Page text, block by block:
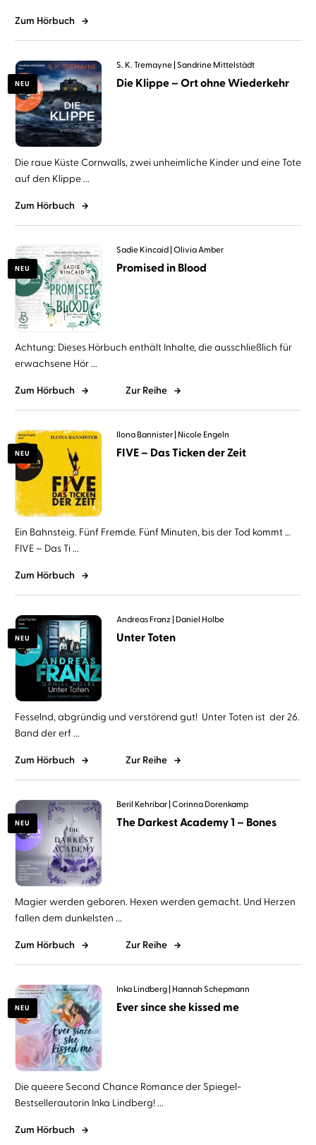
Zum Hörbuch
NEU
S. K. Tremayne Sandrine Mittelstädt
Die Klippe – Ort ohne Wiederkehr
Die raue Küste Cornwalls, zwei unheimliche Kinder und eine Tote
auf den Klippe ...
Zum Hörbuch
NEU
Sadie Kincaid Olivia Amber
Promised in Blood
Achtung: Dieses Hörbuch enthält Inhalte, die ausschließlich für
erwachsene Hör ...
Zum Hörbuch Zur Reihe
NEU
Ilona Bannister Nicole Engeln
FIVE – Das Ticken der Zeit
Ein Bahnsteig. Fünf Fremde. Fünf Minuten, bis der Tod kommt …
FIVE – Das Ti ...
Zum Hörbuch
NEU
Andreas Franz Daniel Holbe
Unter Toten
Fesselnd, abgründig und verstörend gut! Unter Toten ist der 26.
Band der erf ...
Zum Hörbuch Zur Reihe
NEU
Beril Kehribar Corinna Dorenkamp
The Darkest Academy 1 – Bones
Magier werden geboren. Hexen werden gemacht. Und Herzen
fallen dem dunkelsten ...
Zum Hörbuch Zur Reihe
NEU
Inka Lindberg Hannah Schepmann
Ever since she kissed me
Die queere Second Chance Romance der Spiegel-
Bestsellerautorin Inka Lindberg! ...
Zum Hörbuch